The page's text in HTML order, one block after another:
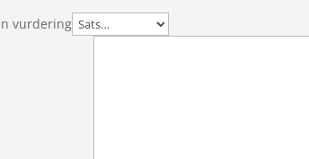
vurdering